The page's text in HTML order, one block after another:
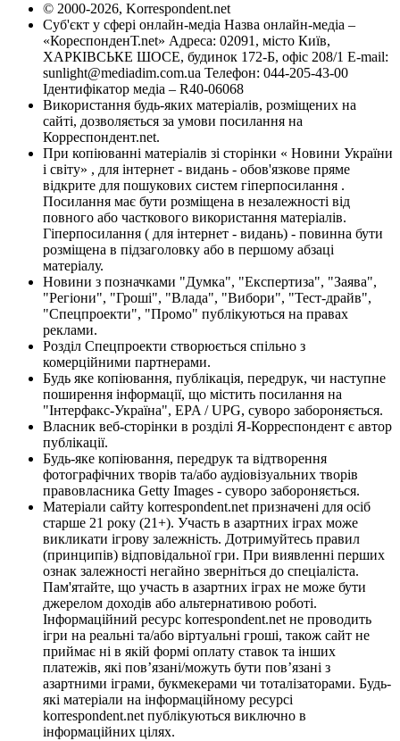
© 2000-2026, Korrespondent.net
Суб'єкт у сфері онлайн-медіа Назва онлайн-медіа –
«КореспонденТ.net» Адреса: 02091, місто Київ,
ХАРКІВСЬКЕ ШОСЕ, будинок 172-Б, офіс 208/1 E-mail:
sunlight@mediadim.com.ua Телефон: 044-205-43-00
Ідентифікатор медіа – R40-06068
Використання будь-яких матеріалів, розміщених на
сайті, дозволяється за умови посилання на
Корреспондент.net.
При копіюванні матеріалів зі сторінки « Новини України
і світу» , для інтернет - видань - обов'язкове пряме
відкрите для пошукових систем гіперпосилання .
Посилання має бути розміщена в незалежності від
повного або часткового використання матеріалів.
Гіперпосилання ( для інтернет - видань) - повинна бути
розміщена в підзаголовку або в першому абзаці
матеріалу.
Новини з позначками "Думка", "Експертиза", "Заява",
"Регіони", "Гроші", "Влада", "Вибори", "Тест-драйв",
"Спецпроекти", "Промо" публікуються на правах
реклами.
Розділ Спецпроекти створюється спільно з
комерційними партнерами.
Будь яке копіювання, публікація, передрук, чи наступне
поширення інформації, що містить посилання на
"Інтерфакс-Україна", EPA / UPG, суворо забороняється.
Власник веб-сторінки в розділі Я-Корреспондент є автор
публікації.
Будь-яке копіювання, передрук та відтворення
фотографічних творів та/або аудіовізуальних творів
правовласника Getty Images - суворо забороняється.
Матеріали сайту korrespondent.net призначені для осіб
старше 21 року (21+). Участь в азартних іграх може
викликати ігрову залежність. Дотримуйтесь правил
(принципів) відповідальної гри. При виявленні перших
ознак залежності негайно зверніться до спеціаліста.
Пам'ятайте, що участь в азартних іграх не може бути
джерелом доходів або альтернативою роботі.
Інформаційний ресурс korrespondent.net не проводить
ігри на реальні та/або віртуальні гроші, також сайт не
приймає ні в якій формі оплату ставок та інших
платежів, які пов’язані/можуть бути пов’язані з
азартними іграми, букмекерами чи тоталізаторами. Будь-
які матеріали на інформаційному ресурсі
korrespondent.net публікуються виключно в
інформаційних цілях.